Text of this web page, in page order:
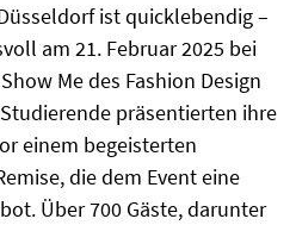
ist quicklebendig –
am 21. Februar 2025 bei
Me des Fashion Design
präsentierten ihre
einem begeisterten
die dem Event eine
Über 700 Gäste, darunter